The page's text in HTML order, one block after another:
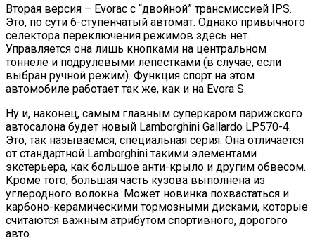
Вторая версия – Evoraс с “двойной” трансмиссией IPS.
Это, по сути 6-ступенчатый автомат. Однако привычного
селектора переключения режимов здесь нет.
Управляется она лишь кнопками на центральном
тоннеле и подрулевыми лепестками (в случае, если
выбран ручной режим). Функция спорт на этом
автомобиле работает так же, как и на Evora S.
Ну и, наконец, самым главным суперкаром парижского
автосалона будет новый Lamborghini Gallardo LP570-4.
Это, так называемся, специальная серия. Она отличается
от стандартной Lamborghini такими элементами
экстерьера, как большое анти-крыло и другим обвесом.
Кроме того, большая часть кузова выполнена из
углеродного волокна. Может новинка похвастаться и
карбоно-керамическими тормозными дисками, которые
считаются важным атрибутом спортивного, дорогого
авто.